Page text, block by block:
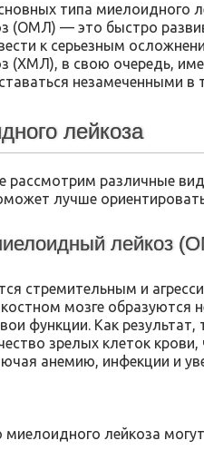
типа миелоидного
(ОМЛ) — это быстро
к серьезным
(ХМЛ), в свою очередь,
незамеченными в
лейкоза
рассмотрим различные
лучше
лейкоз
стремительным и
костном мозге
функции. Как
зрелых клеток
анемию, инфекции и
лейкоза